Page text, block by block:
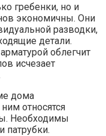
гребенки, но и
экономичны. Они
разводки,
детали.
облегчит
исчезает
дома
относятся
Необходимы
патрубки.